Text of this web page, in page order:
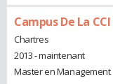
Campus De La
Chartres
2013 - maintenant
Master en Management